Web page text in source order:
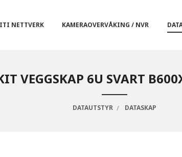
NETTVERK KAMERAOVERVÅKING / NVR
VEGGSKAP 6U SVART
DATAUTSTYR DATASKAP